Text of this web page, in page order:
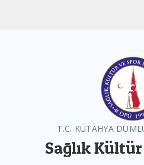
T.C. KÜTAHYA
Sağlık